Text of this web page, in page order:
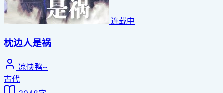
连载中
枕边人是祸
凉快鸭~
古代